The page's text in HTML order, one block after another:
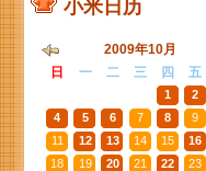
小米日历
2009年10月
日
一 二 三 四 五
1 2
4
5 6 7 8 9
11
12 13 14 15 16
18
19 20 21 22 23